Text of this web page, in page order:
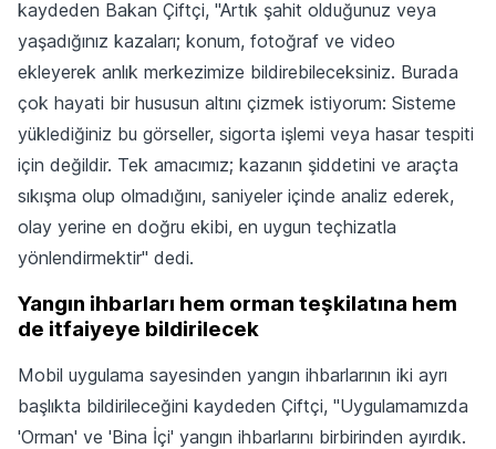
kaydeden Bakan Çiftçi, "Artık şahit olduğunuz veya
yaşadığınız kazaları; konum, fotoğraf ve video
ekleyerek anlık merkezimize bildirebileceksiniz. Burada
çok hayati bir hususun altını çizmek istiyorum: Sisteme
yüklediğiniz bu görseller, sigorta işlemi veya hasar tespiti
için değildir. Tek amacımız; kazanın şiddetini ve araçta
sıkışma olup olmadığını, saniyeler içinde analiz ederek,
olay yerine en doğru ekibi, en uygun teçhizatla
yönlendirmektir" dedi.
Yangın ihbarları hem orman teşkilatına hem
de itfaiyeye bildirilecek
Mobil uygulama sayesinden yangın ihbarlarının iki ayrı
başlıkta bildirileceğini kaydeden Çiftçi, "Uygulamamızda
'Orman' ve 'Bina İçi' yangın ihbarlarını birbirinden ayırdık.